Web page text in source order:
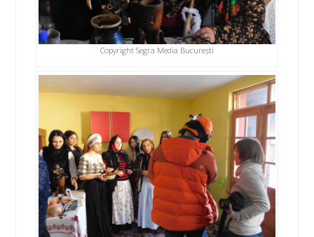
Copyright Segra Media București